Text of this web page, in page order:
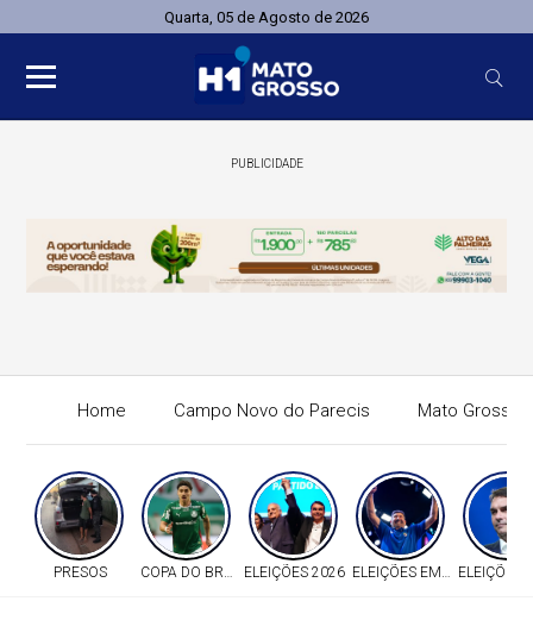
Quarta, 05 de Agosto de 2026
PUBLICIDADE
Home Campo Novo do Parecis Mato Grosso
PRESOS COPA DO BRASILELEIÇÕES 2026 ELEIÇÕES EM MTELEIÇÕES